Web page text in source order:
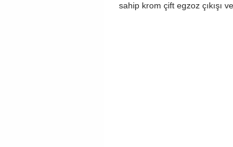
sahip krom çift egzoz çıkışı